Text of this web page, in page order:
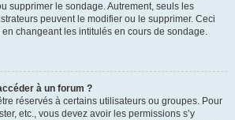
supprimer le sondage. Autrement, seuls les
peuvent le modifier ou le supprimer. Ceci
changeant les intitulés en cours de sondage.
à un forum ?
réservés à certains utilisateurs ou groupes. Pour
etc., vous devez avoir les permissions s’y